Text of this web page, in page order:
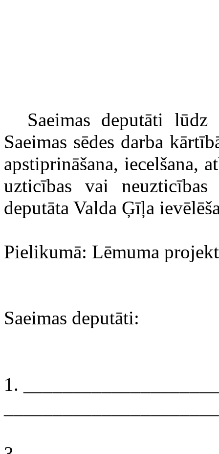
Saeimas deputāti
Saeimas sēdes darba
apstiprināšana, iecelšana,
uzticības vai neuzticības
deputāta Valda Ģīļa
Pielikumā: Lēmuma
Saeimas deputāti:
1.